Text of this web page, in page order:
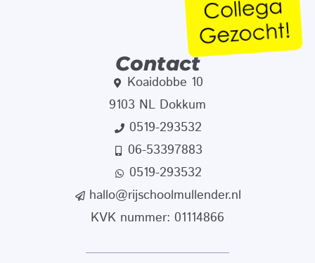
Contact
Koaidobbe 10
9103 NL Dokkum
0519-293532
06-53397883
0519-293532
hallo@rijschoolmullender.nl
KVK nummer: 01114866